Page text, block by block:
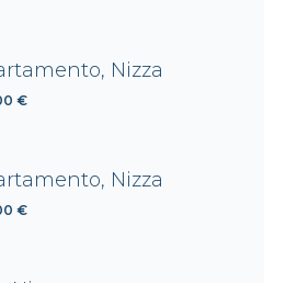
Nizza
€
Nizza
€